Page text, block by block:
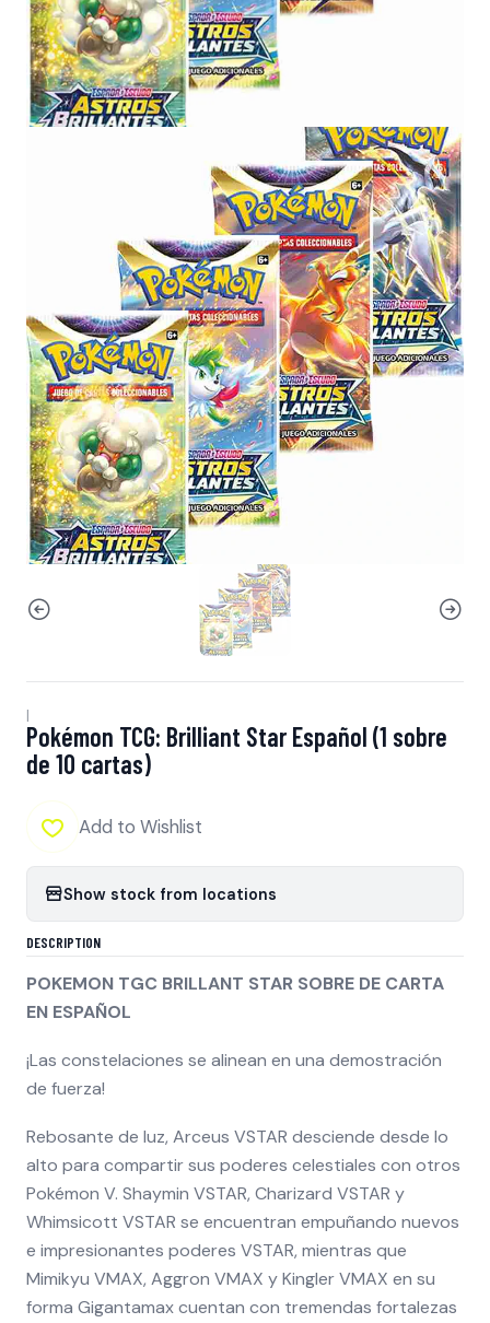
|
Pokémon TCG: Brilliant Star Español (1 sobre
de 10 cartas)
Add to Wishlist
Show stock from locations
DESCRIPTION
POKEMON TGC BRILLANT STAR SOBRE DE CARTA
EN ESPAÑOL
¡Las constelaciones se alinean en una demostración
de fuerza!
Rebosante de luz, Arceus VSTAR desciende desde lo
alto para compartir sus poderes celestiales con otros
Pokémon V. Shaymin VSTAR, Charizard VSTAR y
Whimsicott VSTAR se encuentran empuñando nuevos
e impresionantes poderes VSTAR, mientras que
Mimikyu VMAX, Aggron VMAX y Kingler VMAX en su
forma Gigantamax cuentan con tremendas fortalezas